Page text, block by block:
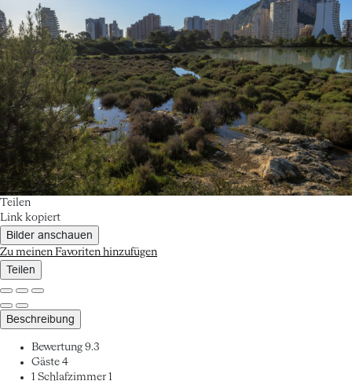
Teilen
Link kopiert
Bilder anschauen
Zu meinen Favoriten hinzufügen
Teilen
Beschreibung
Bewertung 9.3
Gäste 4
1 Schlafzimmer 1